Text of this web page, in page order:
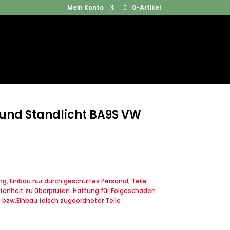
Mein Konto 0-Artikel
Products
Standlicht BA9S VW
Einbau nur durch geschultes Personal, Teile
zu überprüfen. Haftung für Folgeschäden
falsch zugeordneter Teile